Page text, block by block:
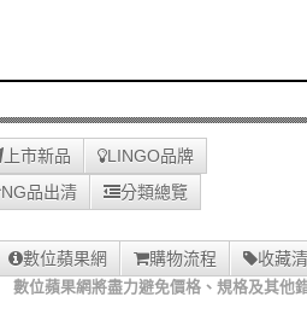
上市新品
LINGO品牌
NG品出清 分類總覽
數位蘋果網 購物流程 收藏
數位蘋果網將盡力避免價格、規格及其他